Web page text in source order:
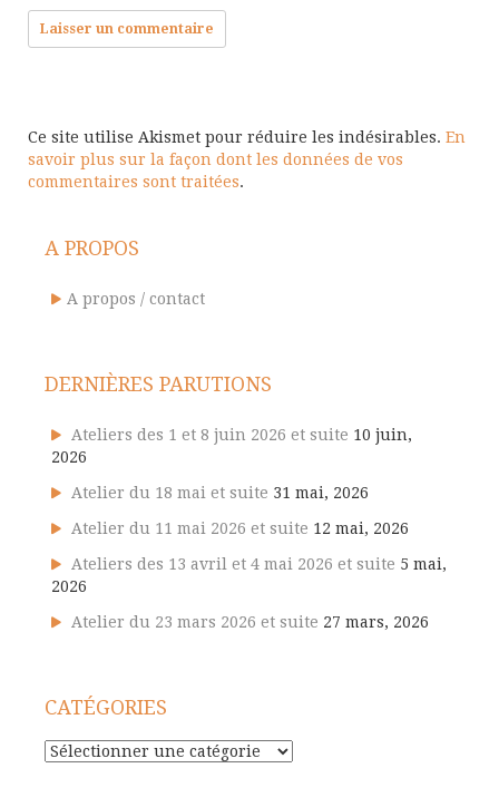
Ce site utilise Akismet pour réduire les indésirables. En
savoir plus sur la façon dont les données de vos
commentaires sont traitées.
A PROPOS
A propos / contact
DERNIÈRES PARUTIONS
Ateliers des 1 et 8 juin 2026 et suite 10 juin,
2026
Atelier du 18 mai et suite 31 mai, 2026
Atelier du 11 mai 2026 et suite 12 mai, 2026
Ateliers des 13 avril et 4 mai 2026 et suite 5 mai,
2026
Atelier du 23 mars 2026 et suite 27 mars, 2026
CATÉGORIES
Catégories